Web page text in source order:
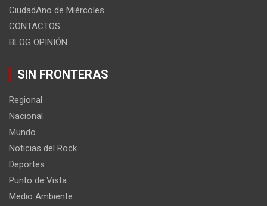
CiudadAno de Miércoles
CONTACTOS
BLOG OPINIÓN
SIN FRONTERAS
Regional
Nacional
Mundo
Noticias del Rock
Deportes
Punto de Vista
Medio Ambiente